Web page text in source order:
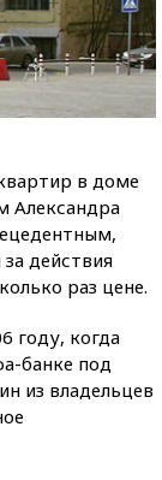
в доме
Александра
действия
раз цене.
году, когда
банке под
из владельцев